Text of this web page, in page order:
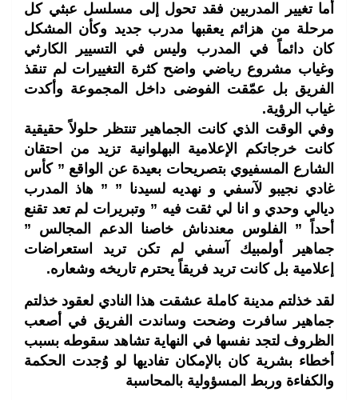
أما تغيير المدربين فقد تحول إلى مسلسل عبثي كل
مرحلة من هزائم يعقبها مدرب جديد وكأن المشكل
كان دائماً في المدرب وليس في التسيير الكارثي
وغياب مشروع رياضي واضح كثرة التغييرات لم تنقذ
الفريق بل عمّقت الفوضى داخل المجموعة وأكدت
غياب الرؤية.
وفي الوقت الذي كانت الجماهير تنتظر حلولاً حقيقية
كانت خرجاتكم الإعلامية البهلوانية تزيد من احتقان
الشارع المسفيوي بتصريحات بعيدة عن الواقع ” كأس
غادي نجيبو لآسفي و نهديه لسيدنا ” ” هاذ المدرب
ديالي وحدي و انا لي ثقت فيه ” وتبريرات لم تعد تقنع
أحداً ” الفلوس معندناش خاصنا الدعم المجالس ”
جماهير أولمبيك آسفي لم تكن تريد استعراضات
إعلامية بل كانت تريد فريقاً يحترم تاريخه وشعاره.
لقد خذلتم مدينة كاملة عشقت هذا النادي لعقود خذلتم
جماهير سافرت وضحت وساندت الفريق في أصعب
الظروف لتجد نفسها في النهاية تشاهد سقوطه بسبب
أخطاء بشرية كان بالإمكان تفاديها لو وُجدت الحكمة
والكفاءة وربط المسؤولية بالمحاسبة